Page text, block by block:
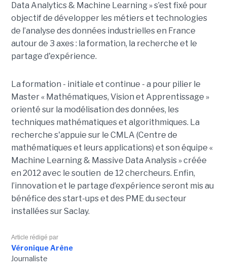
Data Analytics & Machine Learning » s’est fixé pour
objectif de développer les métiers et technologies
de l’analyse des données industrielles en France
autour de 3 axes : la formation, la recherche et le
partage d'expérience.
La formation - initiale et continue - a pour pilier le
Master « Mathématiques, Vision et Apprentissage »
orienté sur la modélisation des données, les
techniques mathématiques et algorithmiques. La
recherche s'appuie sur le CMLA (Centre de
mathématiques et leurs applications) et son équipe «
Machine Learning & Massive Data Analysis » créée
en 2012 avec le soutien de 12 chercheurs. Enfin,
l’innovation et le partage d’expérience seront mis au
bénéfice des start-ups et des PME du secteur
installées sur Saclay.
Article rédigé par
Véronique Arène
Journaliste